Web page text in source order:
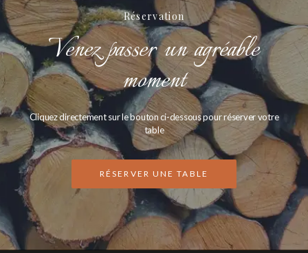
Réservation
Venez passer un agréable
moment
Cliquez directement sur le bouton ci-dessous pour réserver votre
table
RÉSERVER UNE TABLE